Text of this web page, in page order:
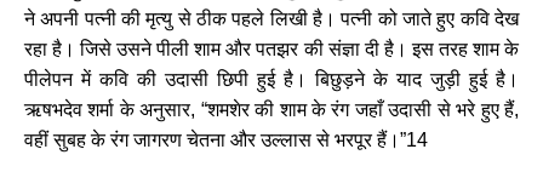
ने अपनी पत्नी की मृत्यु से ठीक पहले लिखी है। पत्नी को जाते हुए कवि देख
रहा है। जिसे उसने पीली शाम और पतझर की संज्ञा दी है। इस तरह शाम के
पीलेपन में कवि की उदासी छिपी हुई है। बिछुड़ने के याद जुड़ी हुई है।
ऋषभदेव शर्मा के अनुसार, “शमशेर की शाम के रंग जहाँ उदासी से भरे हुए हैं,
वहीं सुबह के रंग जागरण चेतना और उल्लास से भरपूर हैं।”14